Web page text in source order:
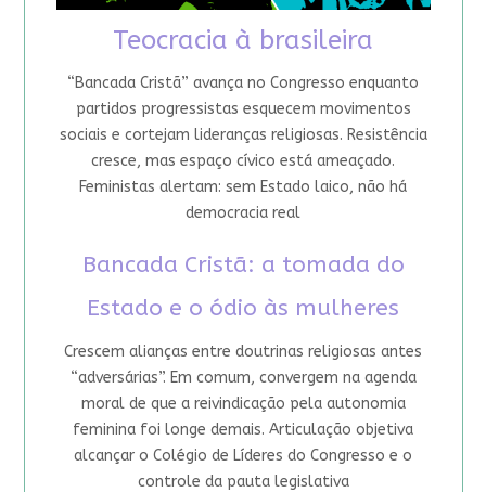
Teocracia à brasileira
“Bancada Cristã” avança no Congresso enquanto
partidos progressistas esquecem movimentos
sociais e cortejam lideranças religiosas. Resistência
cresce, mas espaço cívico está ameaçado.
Feministas alertam: sem Estado laico, não há
democracia real
Bancada Cristã: a tomada do
Estado e o ódio às mulheres
Crescem alianças entre doutrinas religiosas antes
“adversárias”. Em comum, convergem na agenda
moral de que a reivindicação pela autonomia
feminina foi longe demais. Articulação objetiva
alcançar o Colégio de Líderes do Congresso e o
controle da pauta legislativa